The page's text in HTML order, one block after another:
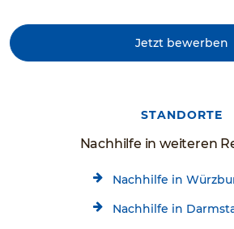
Jetzt bewerben
STANDORTE
Nachhilfe in weiteren
Nachhilfe in
Nachhilfe in